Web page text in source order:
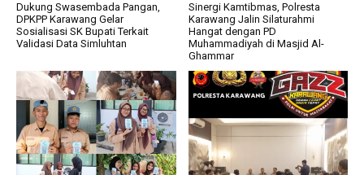
Dukung Swasembada Pangan,
DPKPP Karawang Gelar
Sosialisasi SK Bupati Terkait
Validasi Data Simluhtan
Sinergi Kamtibmas, Polresta
Karawang Jalin Silaturahmi
Hangat dengan PD
Muhammadiyah di Masjid Al-
Ghammar